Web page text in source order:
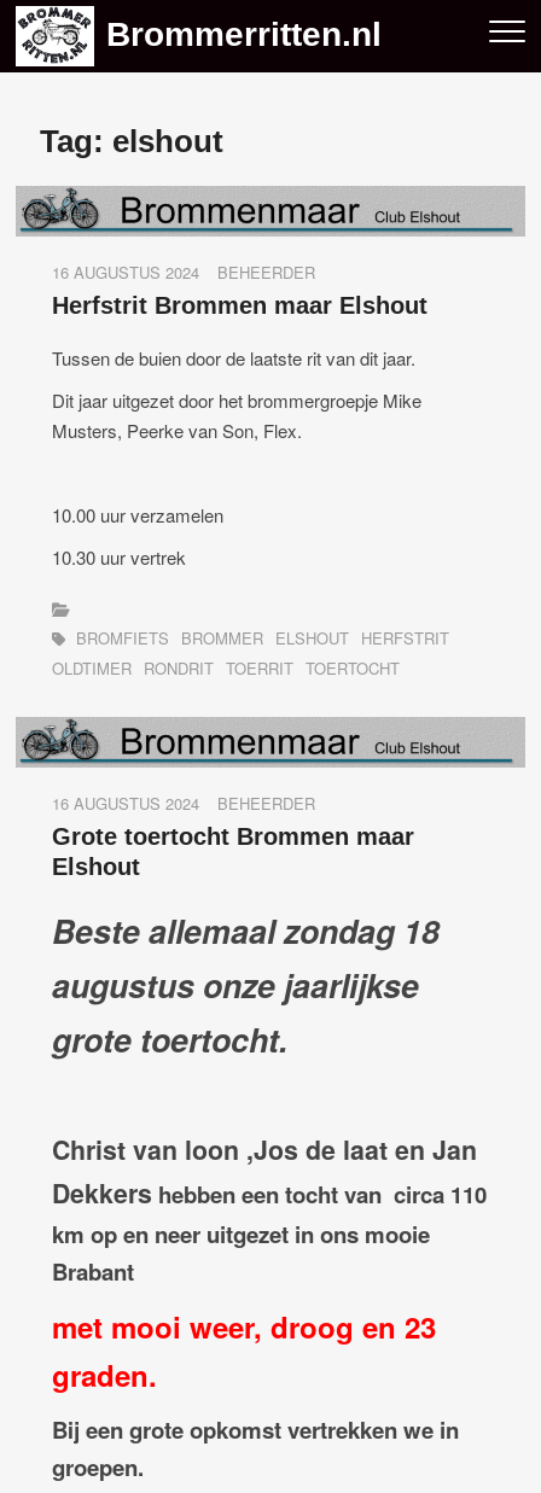
Skip
content
Brommerritten.nl
Tag: elshout
16 AUGUSTUS 2024 BEHEERDER
Herfstrit Brommen maar Elshout
Tussen de buien door de laatste rit van dit jaar.
Dit jaar uitgezet door het brommergroepje Mike
Musters, Peerke van Son, Flex.
10.00 uur verzamelen
10.30 uur vertrek
BROMFIETS BROMMER ELSHOUT HERFSTRIT
OLDTIMER RONDRIT TOERRIT TOERTOCHT
16 AUGUSTUS 2024 BEHEERDER
Grote toertocht Brommen maar
Elshout
Beste allemaal zondag 18
augustus onze jaarlijkse
grote toertocht.
Christ van loon ,Jos de laat en Jan
Dekkers hebben een tocht van circa 110
km op en neer uitgezet in ons mooie
Brabant
met mooi weer, droog en 23
graden.
Bij een grote opkomst vertrekken we in
groepen.